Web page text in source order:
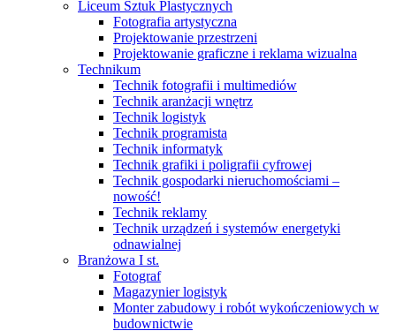
Liceum Sztuk Plastycznych
Fotografia artystyczna
Projektowanie przestrzeni
Projektowanie graficzne i reklama wizualna
Technikum
Technik fotografii i multimediów
Technik aranżacji wnętrz
Technik logistyk
Technik programista
Technik informatyk
Technik grafiki i poligrafii cyfrowej
Technik gospodarki nieruchomościami –
nowość!
Technik reklamy
Technik urządzeń i systemów energetyki
odnawialnej
Branżowa I st.
Fotograf
Magazynier logistyk
Monter zabudowy i robót wykończeniowych w
budownictwie